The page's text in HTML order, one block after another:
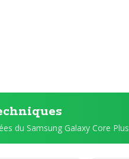
du Samsung Galaxy Core